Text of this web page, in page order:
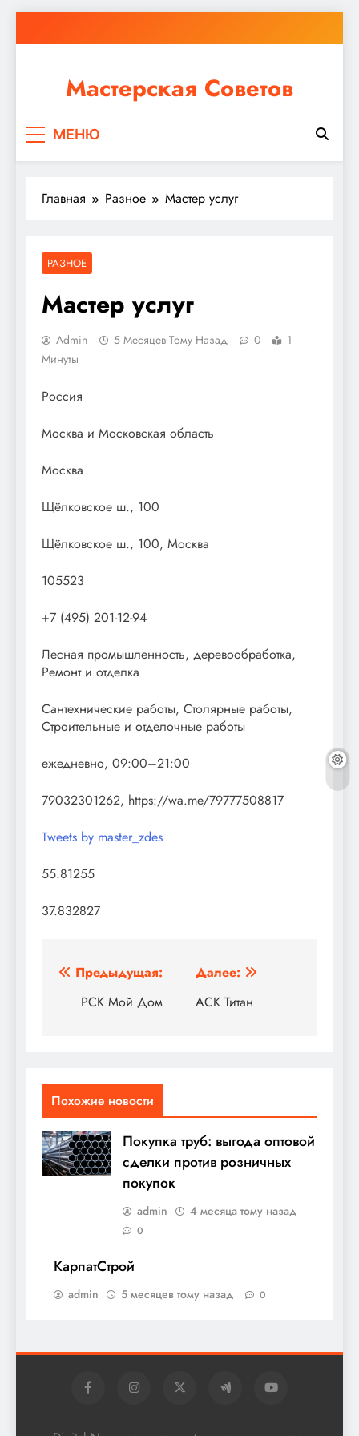
к
Мастерская Советов
ремонт или крупное строительство, в Мастерской
МЕНЮ
Главная Разное Мастер услуг
РАЗНОЕ
Мастер услуг
Admin 5 Месяцев Тому Назад 0
1
Минуты
Россия
Москва и Московская область
Москва
Щёлковское ш., 100
Щёлковское ш., 100, Москва
105523
+7 (495) 201-12-94
Лесная промышленность, деревообработка,
Ремонт и отделка
Сантехнические работы, Столярные работы,
Строительные и отделочные работы
ежедневно, 09:00–21:00
79032301262, https://wa.me/79777508817
Tweets by master_zdes
55.81255
37.832827
Навигация
Предыдущая:
РСК Мой Дом
Далее:
АСК Титан
Похожие новости
Покупка труб: выгода оптовой
сделки против розничных
покупок
admin 4 месяца тому назад
0
КарпатСтрой
admin 5 месяцев тому назад 0